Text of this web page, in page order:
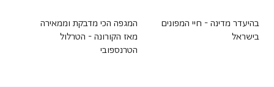
בהיעדר מדינה - חיי המפונים
בישראל
המגפה הכי מדבקת וממאירה
מאז הקורונה - הטרלול
הטרנספובי